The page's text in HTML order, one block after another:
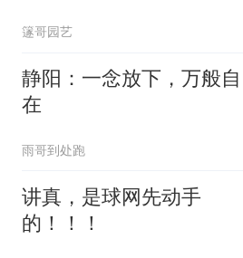
篴哥园艺
静阳：一念放下，万般自
在
雨哥到处跑
讲真，是球网先动手
的！！！